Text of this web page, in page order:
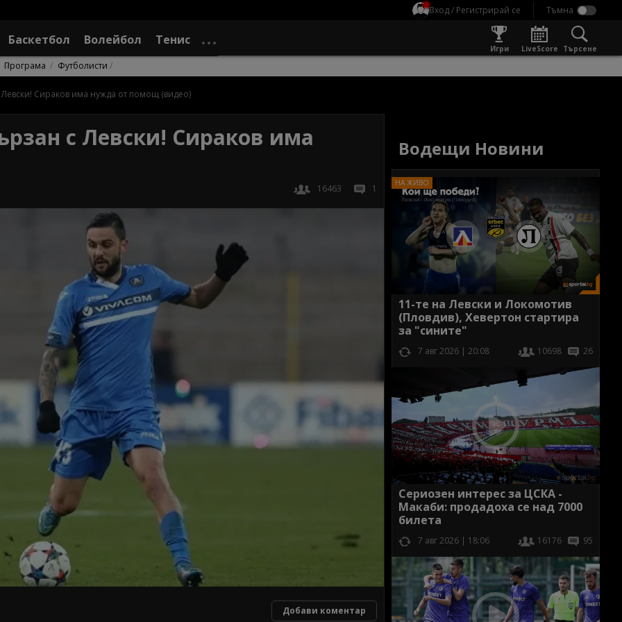
Вход / Регистрирай се
Баскетбол Волейбол Тенис
Игри LiveScore Търсене
Програма Футболисти
Сираков има нужда от помощ (видео)
с Левски! Сираков има
16463 1
Добави коментар
Водещи Новини
11-те на Левски и Локомотив
(Пловдив), Хевертон стартира
за "сините"
7 авг 2026 | 20:08 10698 26
Сериозен интерес за ЦСКА -
Макаби: продадоха се над 7000
билета
7 авг 2026 | 18:06 16176 95